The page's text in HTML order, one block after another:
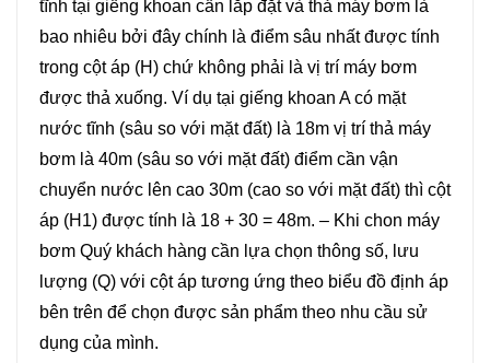
tĩnh tại giếng khoan cần lắp đặt và thả máy bơm là
bao nhiêu bởi đây chính là điểm sâu nhất được tính
trong cột áp (H) chứ không phải là vị trí máy bơm
được thả xuống. Ví dụ tại giếng khoan A có mặt
nước tĩnh (sâu so với mặt đất) là 18m vị trí thả máy
bơm là 40m (sâu so với mặt đất) điểm cần vận
chuyển nước lên cao 30m (cao so với mặt đất) thì cột
áp (H1) được tính là 18 + 30 = 48m. – Khi chon máy
bơm Quý khách hàng cần lựa chọn thông số, lưu
lượng (Q) với cột áp tương ứng theo biểu đồ định áp
bên trên để chọn được sản phẩm theo nhu cầu sử
dụng của mình.